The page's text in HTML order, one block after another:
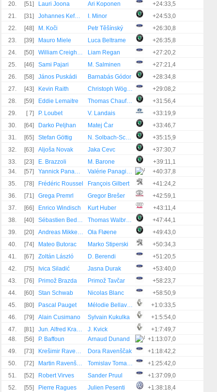
20.
[51] Lauri Joona Ari Koponen
+24:33,5
21.
[31] Johannes Keferböck I. Minor
+24:53,0
22.
[48] M. Koči Petr Těšínský
+26:30,8
23.
[39] Mauro Miele Luca Beltrame
+26:35,8
24.
[50] William Creighton Liam Regan
+27:20,2
25.
[46] Sami Pajari M. Salminen
+27:21,4
26.
[58] János Puskádi Barnabás Gódor
+28:34,8
27.
[43] Kevin Raith Christoph Wögerer
+29:08,2
28.
[59] Eddie Lemaitre Thomas Chauffray
+31:56,4
29.
[ 7] P. Loubet V. Landais
+33:19,9
30.
[64] Darko Peljhan Matej Čar
+33:46,7
31.
[65] Stefan Göttig N. Solbach-Schmidt
+35:15,9
32.
[63] Aljoša Novak Jaka Cevc
+37:30,7
33.
[23] E. Brazzoli M. Barone
+39:11,1
34.
[57] Yannick Panagiotis Valérie Panagiotis
+40:37,8
35.
[78] Frédéric Roussel François Gilbert
+41:24,2
36.
[71] Grega Premrl Gregor Brešer
+42:59,1
37.
[66] Enrico Windisch Kurt Huber
+43:11,4
38.
[40] Sébastien Bedoret Thomas Walbrecq
+47:44,1
39.
[20] Andreas Mikkelsen Ola Fløene
+49:43,0
40.
[74] Mateo Butorac Marko Stiperski
+50:34,3
41.
[67] Zoltán László D. Berendi
+51:20,5
42.
[75] Ivica Siladić Jasna Durak
+53:40,0
43.
[76] Primož Brazda Primož Tavčar
+58:23,7
44.
[60] Stan Schwab Nicolas Blanc
+58:50,9
45.
[80] Pascal Pauget Mélodie Bellavarde
+1:0:33,5
46.
[79] Alain Cusimano Sylvain Kukulka
+1:5:54,0
47.
[81] Jun. Alfred Kramer J. Kvick
+1:7:49,7
48.
[56] P. Baffoun Arnaud Dunand
+1:13:07,0
49.
[73] Krešimir Ravenščak Dora Ravenščak
+1:18:42,2
50.
[72] Martin Ravenščak Tomislav Tomašković
+1:25:42,0
51.
[52] Robert Virves Sander Pruul
+1:37:09,0
52.
[55] Pierre Ragues Julien Pesenti
+1:38:18,4